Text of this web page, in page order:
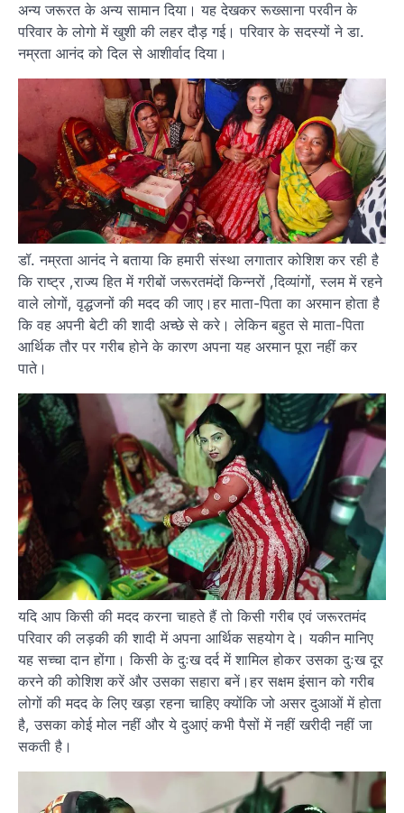
अन्य जरूरत के अन्य सामान दिया। यह देखकर रूख्साना परवीन के
परिवार के लोगो में खुशी की लहर दौड़ गई। परिवार के सदस्यों ने डा.
नम्रता आनंद को दिल से आशीर्वाद दिया।
डॉ. नम्रता आनंद ने बताया कि हमारी संस्था लगातार कोशिश कर रही है
कि राष्ट्र ,राज्य हित में गरीबों जरूरतमंदों किन्नरों ,दिव्यांगों, स्लम में रहने
वाले लोगों, वृद्धजनों की मदद की जाए।हर माता-पिता का अरमान होता है
कि वह अपनी बेटी की शादी अच्छे से करे। लेकिन बहुत से माता-पिता
आर्थिक तौर पर गरीब होने के कारण अपना यह अरमान पूरा नहीं कर
पाते।
यदि आप किसी की मदद करना चाहते हैं तो किसी गरीब एवं जरूरतमंद
परिवार की लड़की की शादी में अपना आर्थिक सहयोग दे। यकीन मानिए
यह सच्चा दान होंगा। किसी के दुःख दर्द में शामिल होकर उसका दुःख दूर
करने की कोशिश करें और उसका सहारा बनें।हर सक्षम इंसान को गरीब
लोगों की मदद के लिए खड़ा रहना चाहिए क्योंकि जो असर दुआओं में होता
है, उसका कोई मोल नहीं और ये दुआएं कभी पैसों में नहीं खरीदी नहीं जा
सकती है।